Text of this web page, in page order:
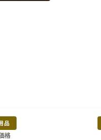
品
格